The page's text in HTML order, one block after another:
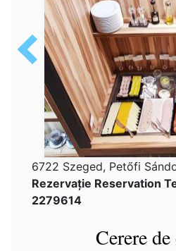
6722 Szeged, Petőfi
Rezervaţie Reservation
2279614
Cerere